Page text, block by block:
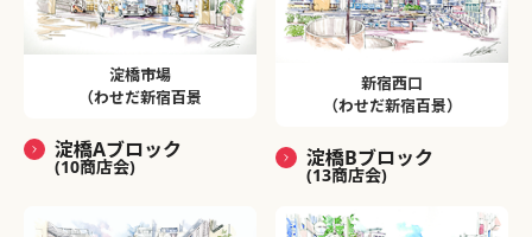
淀橋市場
（わせだ新宿百景
淀橋Aブロック
(10商店会)
新宿西口
（わせだ新宿百景）
淀橋Bブロック
(13商店会)